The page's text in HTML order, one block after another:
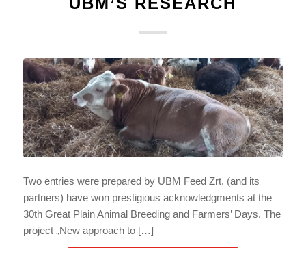
Two entries were prepared by UBM Feed Zrt. (and its
partners) have won prestigious acknowledgments at the
30th Great Plain Animal Breeding and Farmers’ Days. The
project „New approach to […]